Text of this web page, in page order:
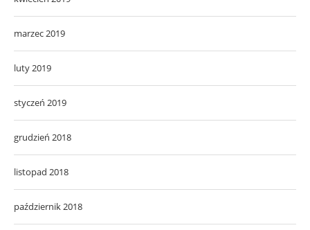
marzec 2019
luty 2019
styczeń 2019
grudzień 2018
listopad 2018
październik 2018